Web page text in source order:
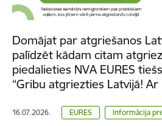
Domājat par atgriešanos
palīdzēt kādam citam
piedalieties NVA EURES
“Gribu atgriezties Latvijā! Ar
16.07.2026. EURES Informācija